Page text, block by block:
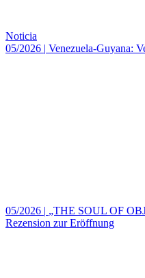
Noticia
05/2026 | Venezuela-Guyana:
05/2026 | „THE SOUL OF
Rezension zur Eröffnung